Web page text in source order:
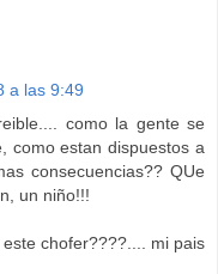
a las 9:49
como la gente se
como estan dispuestos a
consecuencias?? QUe
un niño!!!
chofer????.... mi pais